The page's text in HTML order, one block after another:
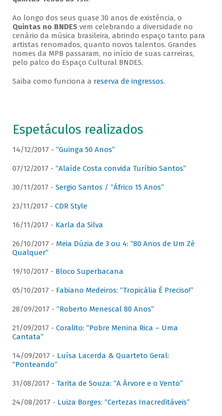
Ao longo dos seus quase 30 anos de existência, o
Quintas no BNDESvem celebrando a diversidade no
cenário da música brasileira, abrindo espaço tanto para
artistas renomados, quanto novos talentos. Grandes
nomes da MPB passaram, no início de suas carreiras,
pelo palco do Espaço Cultural BNDES.
Saiba como funciona a reserva de ingressos.
Espetáculos realizados
14/12/2017 - “Guinga 50 Anos”
07/12/2017 - “Alaíde Costa convida Turíbio Santos”
30/11/2017 - Sergio Santos / “Áfrico 15 Anos”
23/11/2017 - CDR Style
16/11/2017 - Karla da Silva
26/10/2017 - Meia Dúzia de 3 ou 4: “80 Anos de Um Zé
Qualquer”
19/10/2017 - Bloco Superbacana
05/10/2017 - Fabiano Medeiros: “Tropicália É Preciso!”
28/09/2017 - “Roberto Menescal 80 Anos”
21/09/2017 - Coralito: “Pobre Menina Rica – Uma
Cantata”
14/09/2017 - Luísa Lacerda & Quarteto Geral:
“Ponteando”
31/08/2017 - Tarita de Souza: “A Árvore e o Vento”
24/08/2017 - Luiza Borges: “Certezas Inacreditáveis”